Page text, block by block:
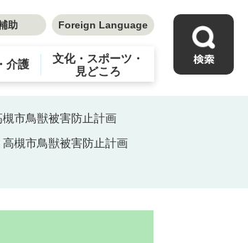
助 Foreign Language
介護
文化・スポーツ・
見どころ
槻市鳥獣被害防止計画
高槻市鳥獣被害防止計画